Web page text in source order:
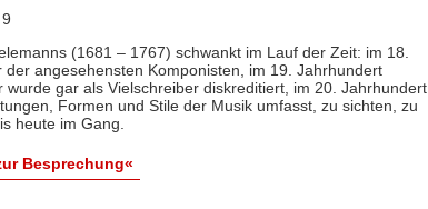
(1681 – 1767) schwankt im Lauf der Zeit: im 18.
angesehensten Komponisten, im 19. Jahrhundert
wurde gar als Vielschreiber diskreditiert, im 20. Jahrhundert
Formen und Stile der Musik umfasst, zu sichten, zu
heute im Gang.
Besprechung«